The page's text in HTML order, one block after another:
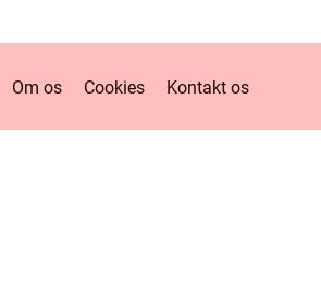
Om os Cookies Kontakt os